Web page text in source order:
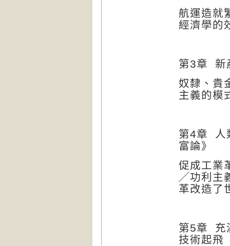
航運造就
經濟學的
第3章
新
奴隸、貴
主義的模
第4章
人
富論》
促成工業
╱功利主
革改造了
第5章
充
技術起飛